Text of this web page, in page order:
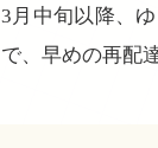
3月中旬以降、
で、早めの再配